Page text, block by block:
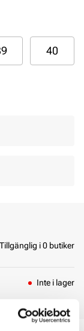
40
Tillgänglig i 0 butiker
Inte i lager